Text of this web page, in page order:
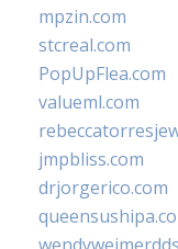
mpzin.com
stcreal.com
PopUpFlea.com
valueml.com
jmpbliss.com
drjorgerico.com